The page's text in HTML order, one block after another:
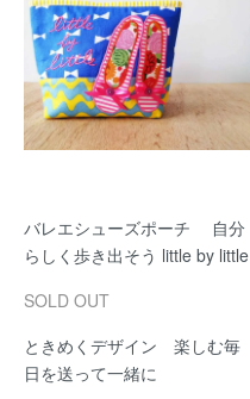
バレエシューズポーチ 自分
らしく歩き出そう little by little
SOLD OUT
ときめくデザイン 楽しむ毎
日を送って一緒に